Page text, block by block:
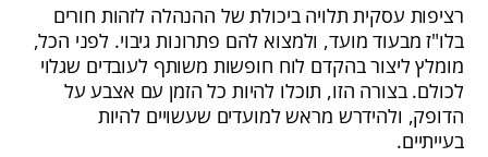
רציפות עסקית תלויה ביכולת של ההנהלה לזהות חורים
בלו"ז מבעוד מועד, ולמצוא להם פתרונות גיבוי. לפני הכל,
מומלץ ליצור בהקדם לוח חופשות משותף לעובדים שגלוי
לכולם. בצורה הזו, תוכלו להיות כל הזמן עם אצבע על
הדופק, ולהידרש מראש למועדים שעשויים להיות
בעייתיים.